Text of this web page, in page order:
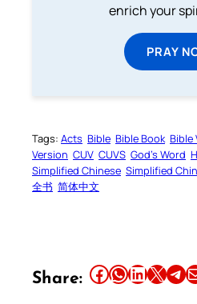
enrich your
PRAY
Tags: Acts Bible Bible Book Bible
Version CUV CUVS God’s Word
Simplified Chinese Simplified
全书 简体中文
Share: Share this article on Facebook Share this article on WhatsApp Share this article on LinkedIn Share this article on X Share this article on TelegramEmail this Article